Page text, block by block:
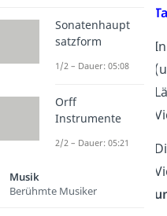
Sonatenhaupt
satzform
1/2 – Dauer: 05:08
Orff
Instrumente
2/2 – Dauer: 05:21
Musik
Berühmte Musiker